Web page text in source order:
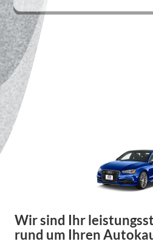
Wir sind Ihr
rund um Ihren